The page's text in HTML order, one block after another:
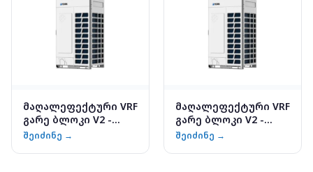
მაღალეფექტური VRF
გარე ბლოკი V2 -
YV2VXH010HAS5D-X
შეიძინე →
მაღალეფექტური VRF
გარე ბლოკი V2 -
YV2VXH008HAS5D-X
შეიძინე →